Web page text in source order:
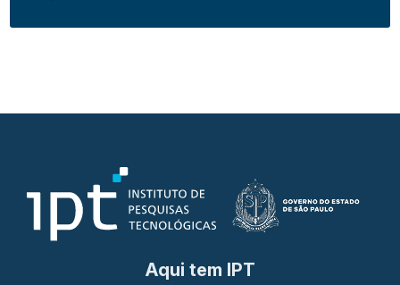
Aqui tem IPT